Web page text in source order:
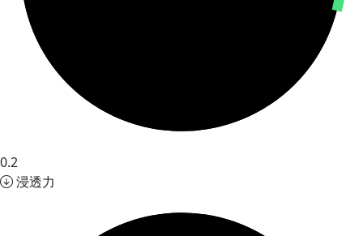
0.2
浸透力